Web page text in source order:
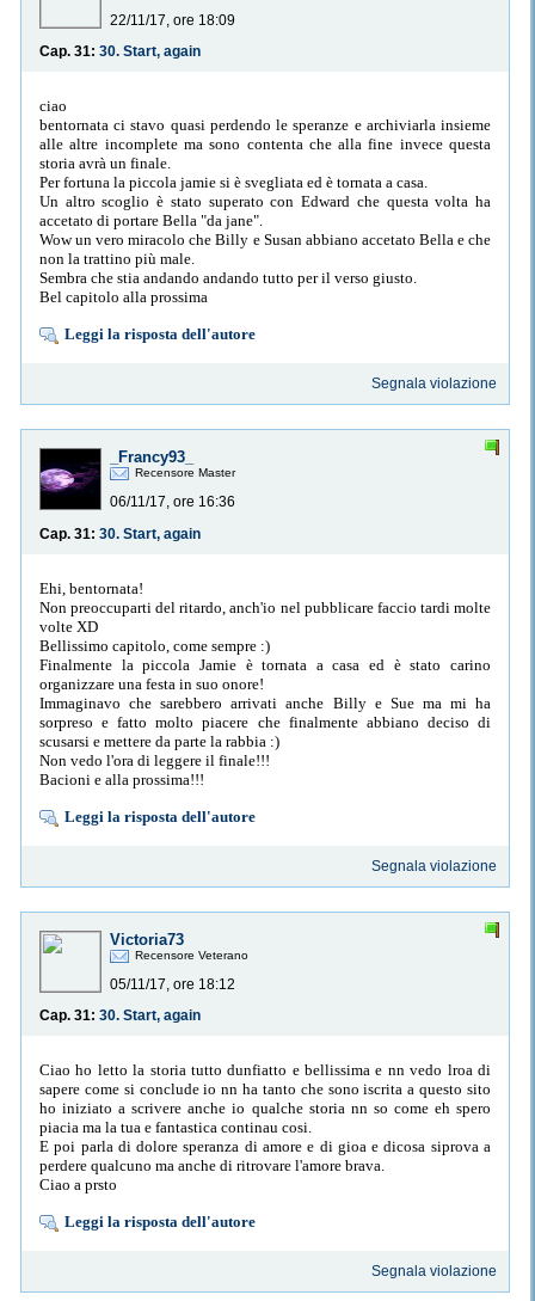
22/11/17, ore 18:09
Cap. 31: 30. Start, again
ciao
bentornata ci stavo quasi perdendo le speranze e archiviarla insieme
alle altre incomplete ma sono contenta che alla fine invece questa
storia avrà un finale.
Per fortuna la piccola jamie si è svegliata ed è tornata a casa.
Un altro scoglio è stato superato con Edward che questa volta ha
accetato di portare Bella "da jane".
Wow un vero miracolo che Billy e Susan abbiano accetato Bella e che
non la trattino più male.
Sembra che stia andando andando tutto per il verso giusto.
Bel capitolo alla prossima
Leggi la risposta dell'autore
Segnala violazione
_Francy93_
Recensore Master
06/11/17, ore 16:36
Cap. 31: 30. Start, again
Ehi, bentornata!
Non preoccuparti del ritardo, anch'io nel pubblicare faccio tardi molte
volte XD
Bellissimo capitolo, come sempre :)
Finalmente la piccola Jamie è tornata a casa ed è stato carino
organizzare una festa in suo onore!
Immaginavo che sarebbero arrivati anche Billy e Sue ma mi ha
sorpreso e fatto molto piacere che finalmente abbiano deciso di
scusarsi e mettere da parte la rabbia :)
Non vedo l'ora di leggere il finale!!!
Bacioni e alla prossima!!!
Leggi la risposta dell'autore
Segnala violazione
Victoria73
Recensore Veterano
05/11/17, ore 18:12
Cap. 31: 30. Start, again
Ciao ho letto la storia tutto dunfiatto e bellissima e nn vedo lroa di
sapere come si conclude io nn ha tanto che sono iscrita a questo sito
ho iniziato a scrivere anche io qualche storia nn so come eh spero
piacia ma la tua e fantastica continau cosi.
E poi parla di dolore speranza di amore e di gioa e dicosa siprova a
perdere qualcuno ma anche di ritrovare l'amore brava.
Ciao a prsto
Leggi la risposta dell'autore
Segnala violazione